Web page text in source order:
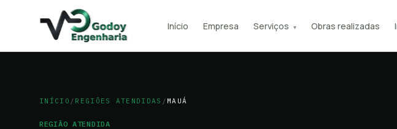
Início Empresa Serviços ▾ Obras realizadas
INÍCIO / REGIÕES ATENDIDAS / MAUÁ
REGIÃO ATENDIDA